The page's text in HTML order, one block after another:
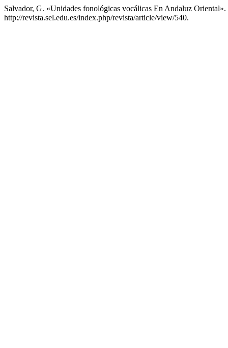
Salvador, G. «Unidades fonológicas vocálicas En Andaluz Oriental».
http://revista.sel.edu.es/index.php/revista/article/view/540.